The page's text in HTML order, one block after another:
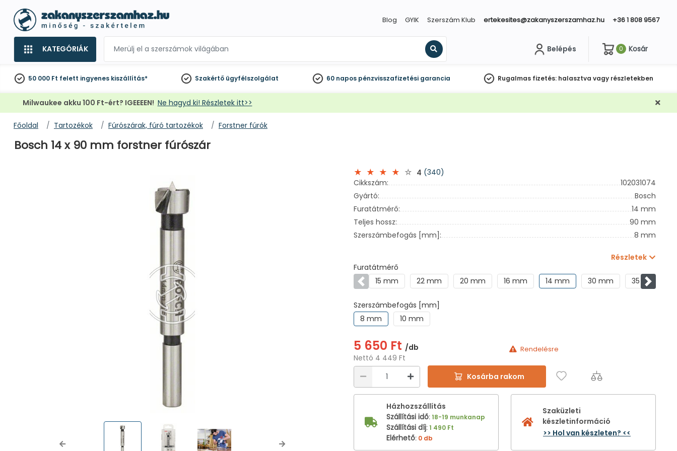
Blog GYIK Szerszám Klub ertekesites@zakanyszerszamhaz.hu +36 1 808 9567
KATEGÓRIÁK
Keresés
Belépés 0 Kosár
50 000 Ft felett ingyenes kiszállítás* Szakértő ügyfélszolgálat 60 napos pénzvisszafizetési garancia Rugalmas fizetés: halasztva vagy részletekben
Milwaukee akku 100 Ft-ért? IGEEEEN! Ne hagyd ki! Részletek itt>>
Főoldal Tartozékok Fúrószárak, fúró tartozékok Forstner fúrók
Bosch 14 x 90 mm forstner fúrószár
Previous Next
4 (340)
Cikkszám:
102031074
Gyártó:
Bosch
Furatátmérő:
14 mm
Teljes hossz:
90 mm
Szerszámbefogás [mm]:
8 mm
Részletek
Furatátmérő
Előző15 mm 22 mm 20 mm 16 mm 14 mm 30 mm 35 mm
Szerszámbefogás [mm]
8 mm
10 mm
5 650 Ft /db
Nettó 4 449 Ft
Rendelésre
Kosárba rakom
Házhozszállítás
Szállítási idő:18-19 munkanap
Szállítási díj:1 490 Ft
Elérhető: 0 db
Szaküzleti
készletinformáció
>> Hol van készleten? <<